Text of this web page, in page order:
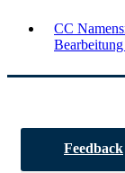
CC
Feedback